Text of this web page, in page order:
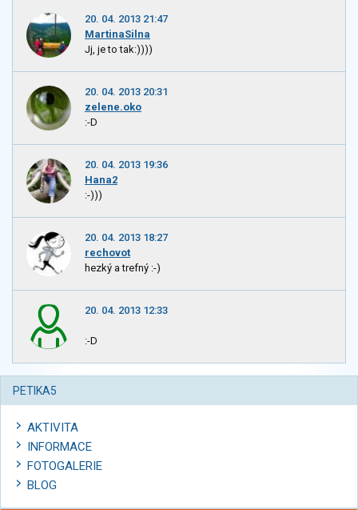
20. 04. 2013 21:47
MartinaSilna
Jj, je to tak:))))
20. 04. 2013 20:31
zelene.oko
:-D
20. 04. 2013 19:36
Hana2
:-)))
20. 04. 2013 18:27
rechovot
hezký a trefný :-)
20. 04. 2013 12:33
:-D
PETIKA5
AKTIVITA
INFORMACE
FOTOGALERIE
BLOG